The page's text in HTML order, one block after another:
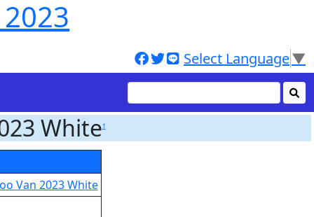
Select Language▼
White†
Van 2023 White